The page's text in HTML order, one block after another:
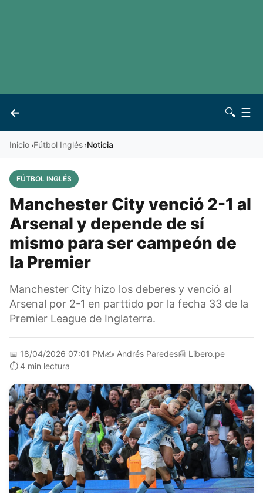
←
Vives 🔍 ☰
Inicio ›Fútbol Inglés ›Noticia
FÚTBOL INGLÉS
Manchester City venció 2-1 al
Arsenal y depende de sí
mismo para ser campeón de
la Premier
Manchester City hizo los deberes y venció al
Arsenal por 2-1 en parttido por la fecha 33 de la
Premier League de Inglaterra.
📅 18/04/2026 07:01 PM✍️ Andrés Paredes📰 Libero.pe
⏱️ 4 min lectura